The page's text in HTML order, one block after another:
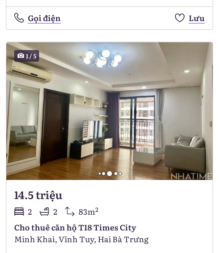
Gọi điện Lưu
1/5
14.5 triệu
2 2 83m2
Cho thuê căn hộ T18 Times City
Minh Khai, Vĩnh Tuy, Hai Bà Trưng